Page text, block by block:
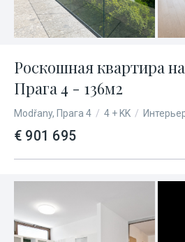
Роскошная квартира
Прага 4 - 136м2
Modřany, Прага 4 / 4 + KK /
€ 901 695